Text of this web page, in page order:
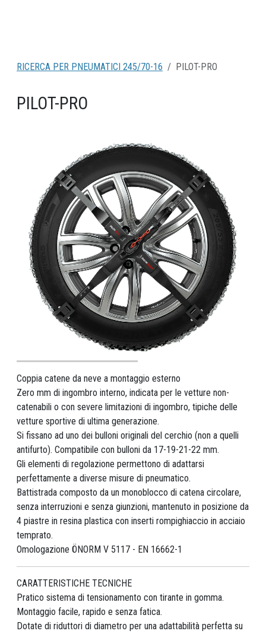
RICERCA PER PNEUMATICI 245/70-16 PILOT-PRO
PILOT-PRO
Coppia catene da neve a montaggio esterno
Zero mm di ingombro interno, indicata per le vetture non-
catenabili o con severe limitazioni di ingombro, tipiche delle
vetture sportive di ultima generazione.
Si fissano ad uno dei bulloni originali del cerchio (non a quelli
antifurto). Compatibile con bulloni da 17-19-21-22 mm.
Gli elementi di regolazione permettono di adattarsi
perfettamente a diverse misure di pneumatico.
Battistrada composto da un monoblocco di catena circolare,
senza interruzioni e senza giunzioni, mantenuto in posizione da
4 piastre in resina plastica con inserti rompighiaccio in acciaio
temprato.
Omologazione ÖNORM V 5117 - EN 16662-1
CARATTERISTICHE TECNICHE
Pratico sistema di tensionamento con tirante in gomma.
Montaggio facile, rapido e senza fatica.
Dotate di riduttori di diametro per una adattabilità perfetta su